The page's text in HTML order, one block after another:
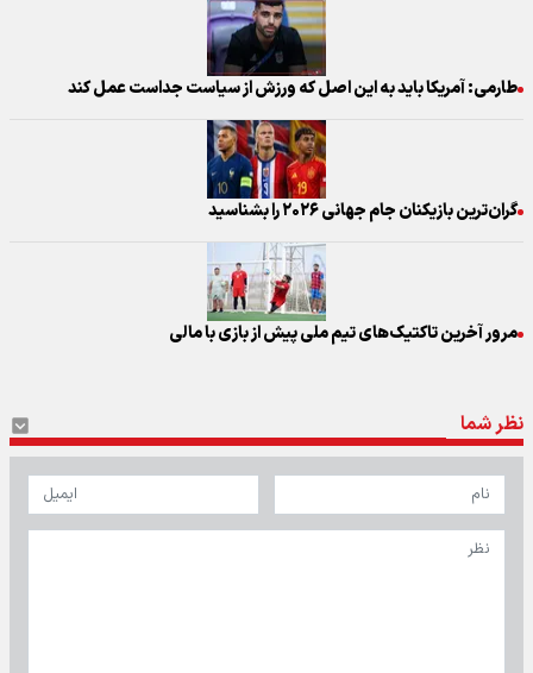
طارمی: آمریکا باید به این اصل که ورزش از سیاست جداست عمل کند
گران‌ترین بازیکنان جام جهانی ۲۰۲۶ را بشناسید
مرور آخرین تاکتیک‌های تیم ملی پیش از بازی با مالی
نظر شما